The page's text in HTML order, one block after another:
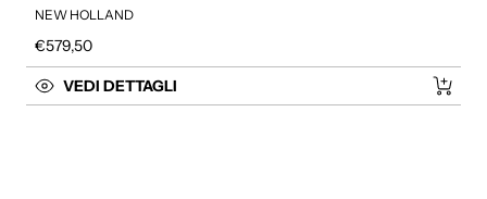
NEW HOLLAND
Prezzo regolare
€579,50
VEDI DETTAGLI